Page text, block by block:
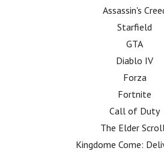
Assassin's
Starfield
GTA
Diablo IV
Forza
Fortnite
Call of Duty
The Elder
Kingdome Come: